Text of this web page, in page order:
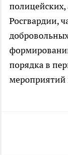
полицейских,
Росгвардии,
порядка в
мероприятий